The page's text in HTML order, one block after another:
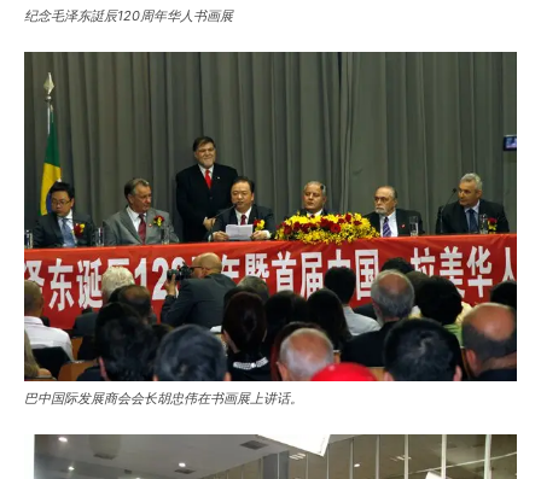
纪念毛泽东誔辰120周年华人书画展
巴中国际发展商会会长胡忠伟在书画展上讲话。